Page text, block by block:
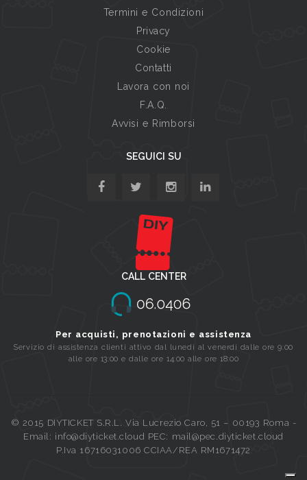
Termini e Condizioni
Privacy
Cookie
Contatti
Lavora con noi
F.A.Q.
Avvisi e Rimborsi
SEGUICI SU
CALL CENTER
Per acquisti, prenotazioni e assistenza
Servizio di assistenza clienti attivo dal lunedi al venerdi dalle ore 9:00
alle ore 13:00 e dalle ore 14:00 alle ore 18:00
© 2015 DIYTICKET S.R.L. Via Lucrezio Caro, 51 – 00193 Roma -
Email: info@diyticket.cloud PEC: mail@pec.diyticket.cloud
P.Iva 16716031006 CCIAA/REA RM1671472